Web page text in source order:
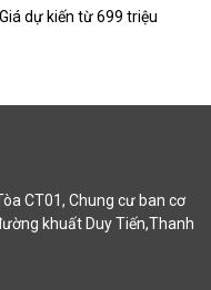
dự kiến từ 699 triệu
CT01, Chung cư ban cơ
khuất Duy Tiến,Thanh